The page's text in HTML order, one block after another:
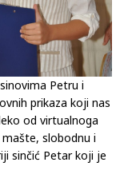
Petru i
prikaza koji nas
od virtualnoga
slobodnu i
sinčić Petar koji je